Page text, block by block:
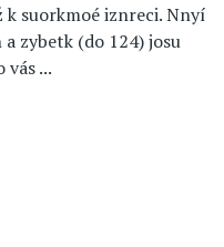
k suorkmoé iznreci. Nnyí
zybetk (do 124) josu
...